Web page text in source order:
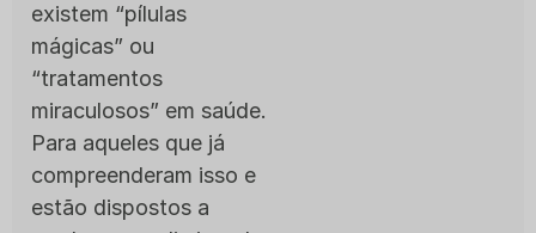
existem “pílulas
mágicas” ou
“tratamentos
miraculosos” em saúde.
Para aqueles que já
compreenderam isso e
estão dispostos a